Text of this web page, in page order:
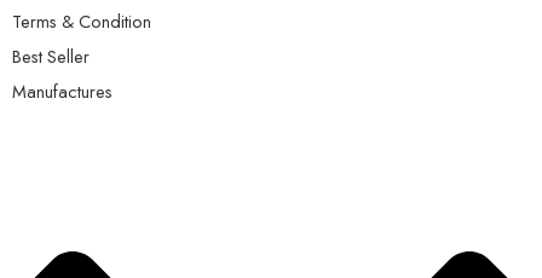
Terms & Condition
Best Seller
Manufactures